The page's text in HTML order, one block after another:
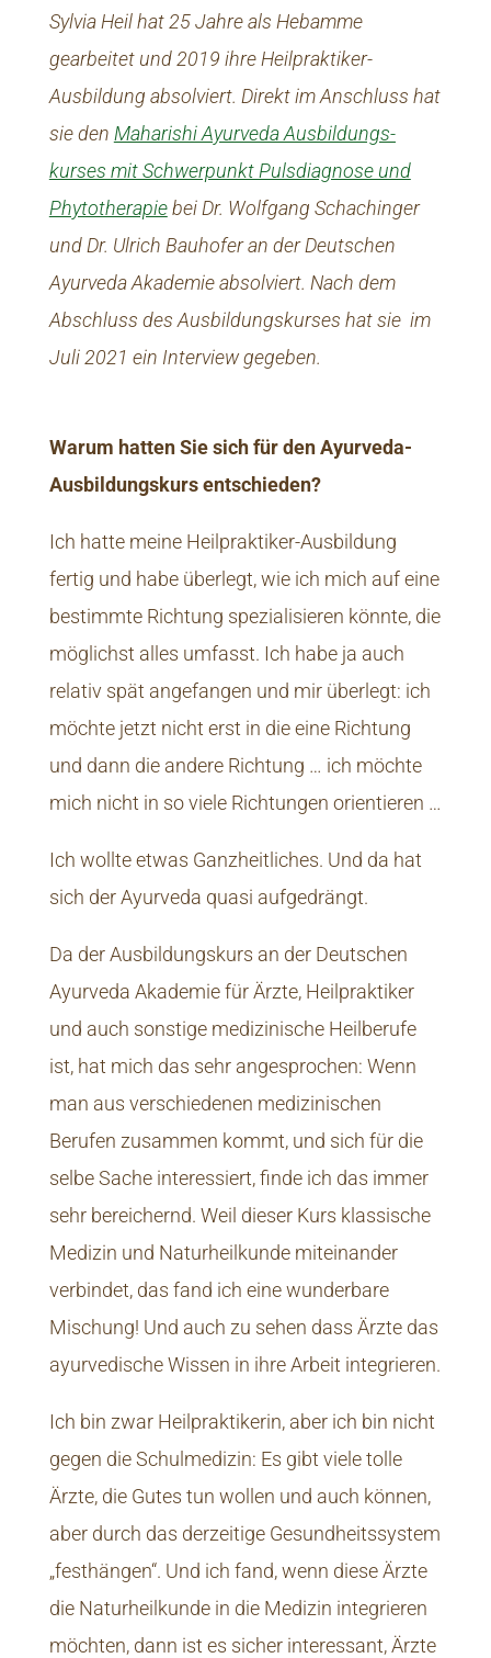
Sylvia Heil hat 25 Jahre als Hebamme
gearbeitet und 2019 ihre Heilpraktiker-
Ausbildung absolviert. Direkt im Anschluss hat
sie den Maharishi Ayurveda Ausbil­dungs­
kurses mit Schwerpunkt Pulsdiagnose und
Phytotherapiebei Dr. Wolfgang Schachinger
und Dr. Ulrich Bauhofer an der Deutschen
Ayurveda Akademie absolviert. Nach dem
Abschluss des Ausbildungskurses hat sie im
Juli 2021 ein Interview gegeben.
Warum hatten Sie sich für den Ayurveda-
Ausbildungskurs entschieden?
Ich hatte meine Heilpraktiker-Ausbildung
fertig und habe überlegt, wie ich mich auf eine
bestimmte Richtung spezialisieren könnte, die
möglichst alles umfasst. Ich habe ja auch
relativ spät angefangen und mir überlegt: ich
möchte jetzt nicht erst in die eine Richtung
und dann die andere Richtung … ich möchte
mich nicht in so viele Richtungen orientieren …
Ich wollte etwas Ganzheitliches. Und da hat
sich der Ayurveda quasi aufgedrängt.
Da der Ausbildungskurs an der Deutschen
Ayurveda Akademie für Ärzte, Heilpraktiker
und auch sonstige medizinische Heilberufe
ist, hat mich das sehr angesprochen: Wenn
man aus verschiedenen medizinischen
Berufen zusammen kommt, und sich für die
selbe Sache interessiert, finde ich das immer
sehr bereichernd. Weil dieser Kurs klassische
Medizin und Naturheilkunde miteinander
verbindet, das fand ich eine wunderbare
Mischung! Und auch zu sehen dass Ärzte das
ayurvedische Wissen in ihre Arbeit integrieren.
Ich bin zwar Heilpraktikerin, aber ich bin nicht
gegen die Schulmedizin: Es gibt viele tolle
Ärzte, die Gutes tun wollen und auch können,
aber durch das derzeitige Gesundheitssystem
„festhängen“. Und ich fand, wenn diese Ärzte
die Naturheilkunde in die Medizin integrieren
möchten, dann ist es sicher interessant, Ärzte